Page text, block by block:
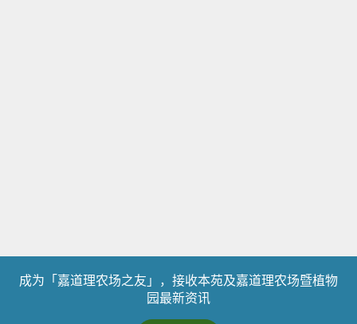
成为「嘉道理农场之友」，接收本苑及嘉道理农场暨植物
园最新资讯